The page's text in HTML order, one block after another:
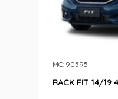
RACK FIT 14/19
MC: 90595